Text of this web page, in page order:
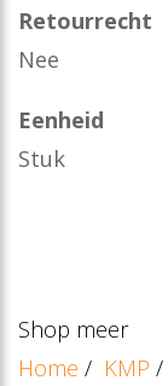
Retourrecht
Nee
Eenheid
Stuk
Shop meer
Home / KMP /